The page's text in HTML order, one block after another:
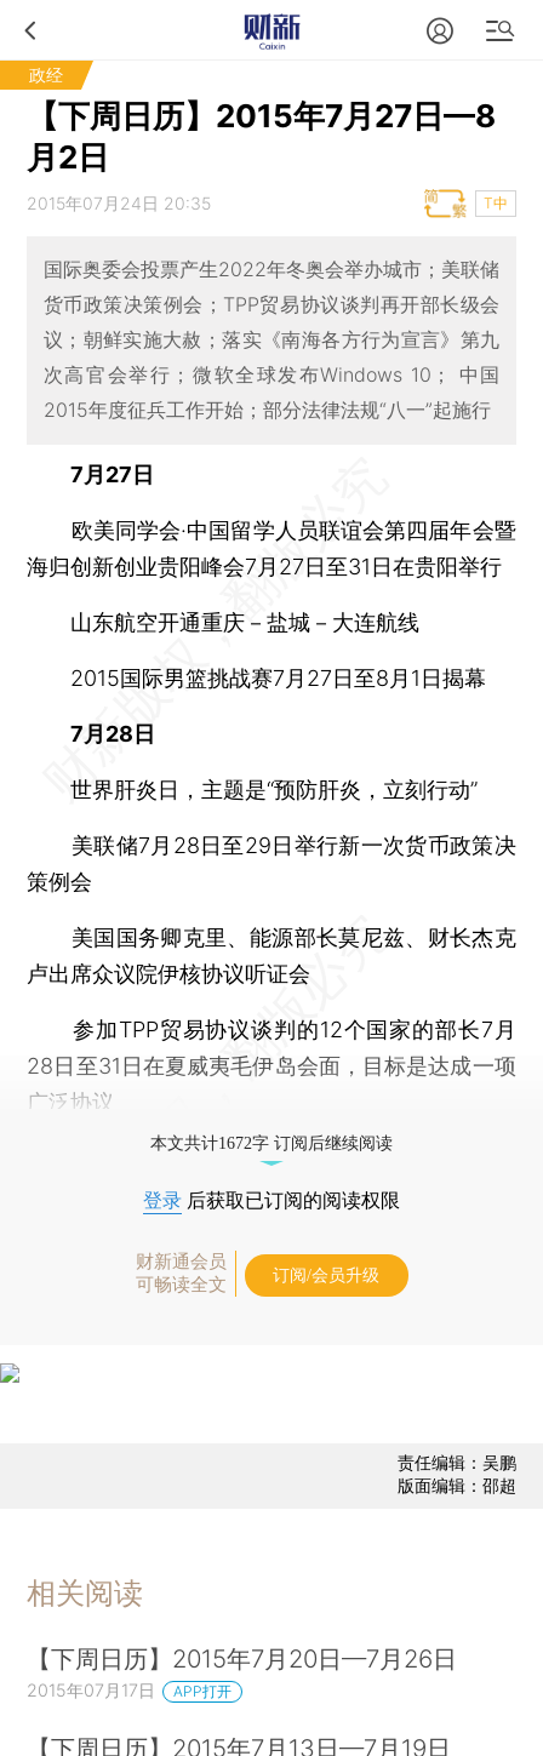
政经
【下周日历】2015年7月27日—8
月2日
2015年07月24日 20:35 T中
国际奥委会投票产生2022年冬奥会举办城市；美联储
货币政策决策例会；TPP贸易协议谈判再开部长级会
议；朝鲜实施大赦；落实《南海各方行为宣言》第九
次高官会举行；微软全球发布Windows 10； 中国
2015年度征兵工作开始；部分法律法规“八一”起施行
7月27日
欧美同学会·中国留学人员联谊会第四届年会暨
海归创新创业贵阳峰会7月27日至31日在贵阳举行
山东航空开通重庆－盐城－大连航线
2015国际男篮挑战赛7月27日至8月1日揭幕
7月28日
世界肝炎日，主题是“预防肝炎，立刻行动”
美联储7月28日至29日举行新一次货币政策决
策例会
美国国务卿克里、能源部长莫尼兹、财长杰克
卢出席众议院伊核协议听证会
参加TPP贸易协议谈判的12个国家的部长7月
28日至31日在夏威夷毛伊岛会面，目标是达成一项
广泛协议
本文共计1672字 订阅后继续阅读
登录 后获取已订阅的阅读权限
财新通会员
可畅读全文
订阅/会员升级
责任编辑：吴鹏
版面编辑：邵超
相关阅读
【下周日历】2015年7月20日—7月26日
2015年07月17日 APP打开
【下周日历】2015年7月13日—7月19日